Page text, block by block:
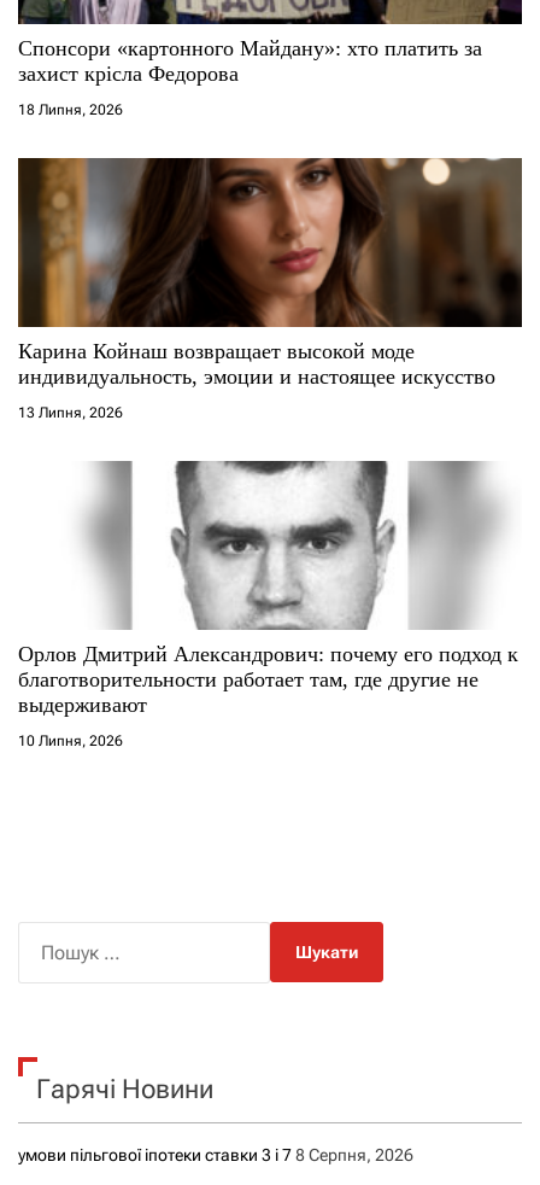
Спонсори «картонного Майдану»: хто платить за
захист крісла Федорова
18 Липня, 2026
Карина Койнаш возвращает высокой моде
индивидуальность, эмоции и настоящее искусство
13 Липня, 2026
Орлов Дмитрий Александрович: почему его подход к
благотворительности работает там, где другие не
выдерживают
10 Липня, 2026
к
Гарячі Новини
умови пільгової іпотеки ставки 3 і 78 Серпня, 2026